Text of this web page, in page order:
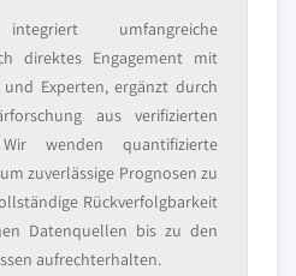
umfangreiche
direktes Engagement mit
Experten, ergänzt durch
aus verifizierten
wenden quantifizierte
zuverlässige Prognosen zu
Rückverfolgbarkeit
Datenquellen bis zu den
aufrechterhalten.